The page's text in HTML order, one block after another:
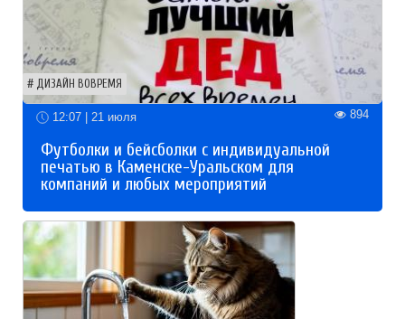
ДИЗАЙН ВОВРЕМЯ
12:07 | 21 июля 894
Футболки и бейсболки с индивидуальной
печатью в Каменске-Уральском для
компаний и любых мероприятий